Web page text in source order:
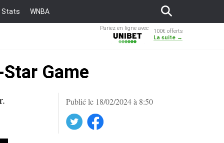
Stats WNBA
Pariez en ligne avec
100€ offerts
La suite →
Game
Publié le 18/02/2024 à 8:50
Facebook